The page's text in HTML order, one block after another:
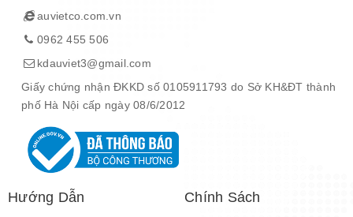
auvietco.com.vn
0962 455 506
kdauviet3@gmail.com
Giấy chứng nhận ĐKKD số 0105911793 do Sở KH&ĐT thành
phố Hà Nội cấp ngày 08/6/2012
Hướng Dẫn Chính Sách